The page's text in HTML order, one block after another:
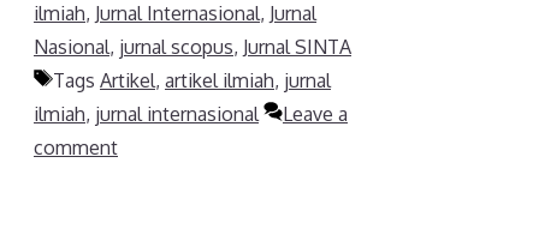
ilmiah, Jurnal Internasional, Jurnal
Nasional, jurnal scopus, Jurnal SINTA
Tags Artikel, artikel ilmiah, jurnal
ilmiah, jurnal internasional
Leave a
comment